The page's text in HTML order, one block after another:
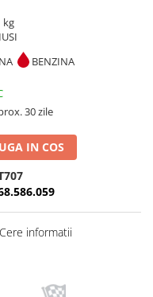
kg
BENZINA
30 zile
IN COS
informatii